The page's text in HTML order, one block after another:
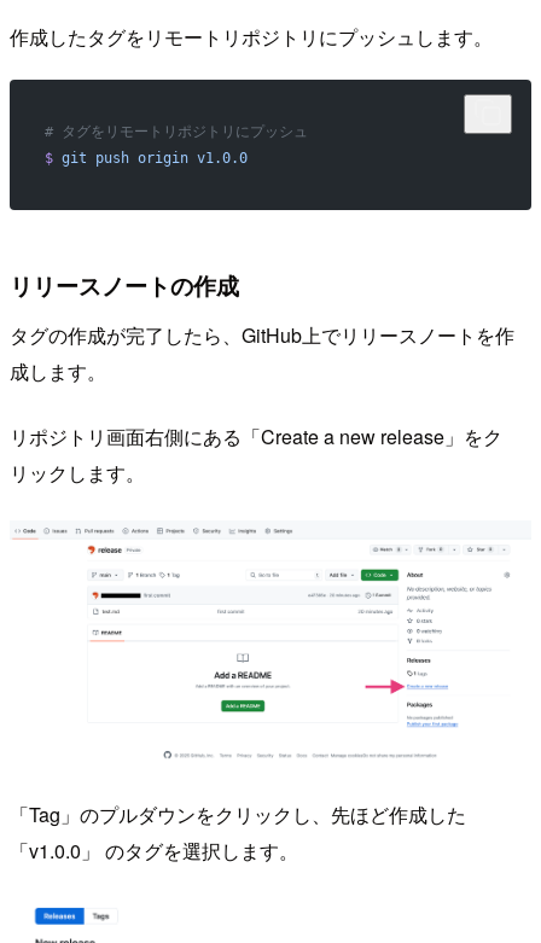
作成したタグをリモートリポジトリにプッシュします。
# タグをリモートリポジトリにプッシュ
$ git push origin v1.0.0
リリースノートの作成
タグの作成が完了したら、GitHub上でリリースノートを作
成します。
リポジトリ画面右側にある「Create a new release」をク
リックします。
「Tag」のプルダウンをクリックし、先ほど作成した
「v1.0.0」 のタグを選択します。